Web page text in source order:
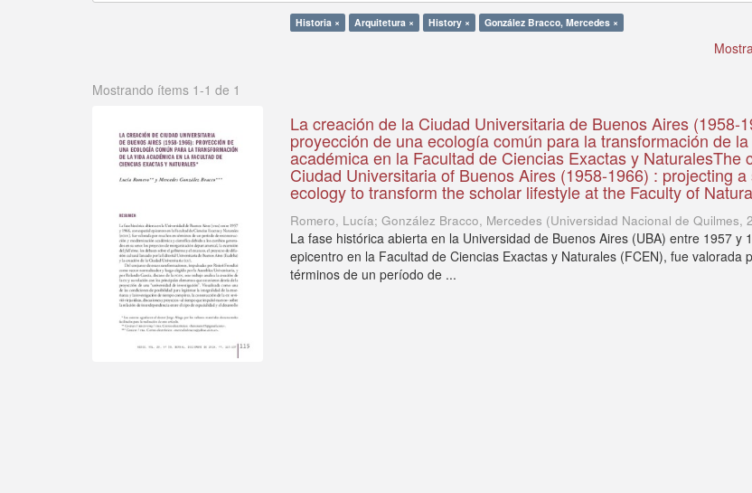
Historia × Arquitetura × History × González Bracco, Mercedes ×
Mostrando ítems 1-1 de 1
La creación de la Ciudad Universitaria de Buenos Aires (1958-
proyección de una ecología común para la transformación de
académica en la Facultad de Ciencias Exactas y NaturalesThe
Ciudad Universitaria of Buenos Aires (1958-1966) : projecting a
ecology to transform the scholar lifestyle at the Faculty of
Romero, Lucía; González Bracco, Mercedes (Universidad Nacional de Quilmes,
La fase histórica abierta en la Universidad de Buenos Aires (UBA) entre 1957 y
epicentro en la Facultad de Ciencias Exactas y Naturales (FCEN), fue valorada
términos de un período de ...